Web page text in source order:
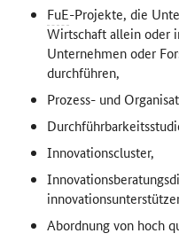
FuE-Projekte, die
Wirtschaft allein oder
Unternehmen oder
durchführen,
Prozess- und
Innovationscluster,
Abordnung von hoch